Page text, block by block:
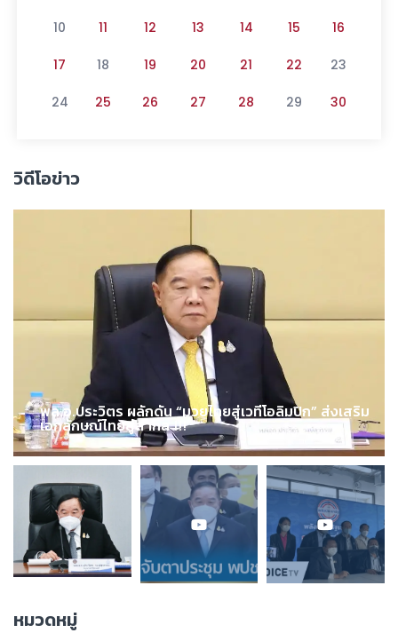
10 11 12 13 14 15 16
17 18 19 20 21 22 23
24 25 26 27 28 29 30
วิดีโอข่าว
พล.อ.ประวิตร ผลักดัน “มวยไทยสู่เวทีโอลิมปิก” ส่งเสริม
เอกลักษณ์ไทยสู่สากล !!!
หมวดหมู่